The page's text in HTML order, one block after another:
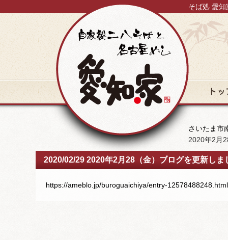
そば処 愛
さいたま市
2020年2月
2020/02/29 2020年2月28（金）ブログを更新しま
https://ameblo.jp/buroguaichiya/entry-12578488248.html